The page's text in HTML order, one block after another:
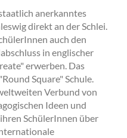
anerkanntes
direkt an der Schlei.
auch den
in englischer
erwerben. Das
Square" Schule.
Verbund von
Ideen und
SchülerInnen über